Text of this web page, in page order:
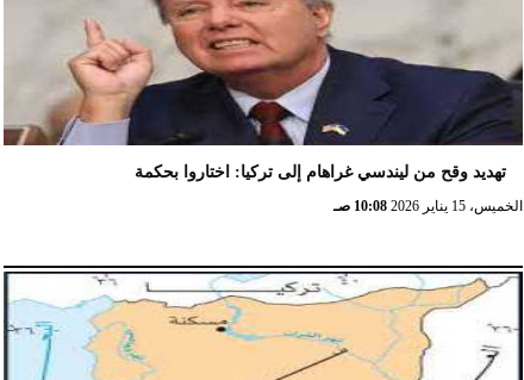
تهديد وقح من ليندسي غراهام إلى تركيا: اختاروا بحكمة
الخميس، 15 يناير 2026 10:08 صـ